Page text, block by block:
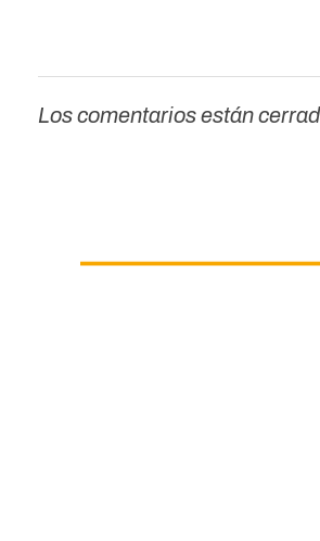
Los comentarios están